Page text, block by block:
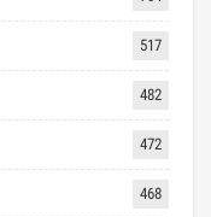
517
482
472
468